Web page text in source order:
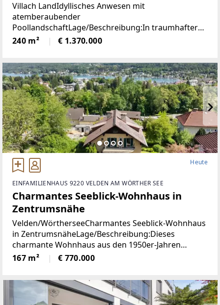
Villach LandIdyllisches Anwesen mit
atemberaubender
PoollandschaftLage/Beschreibung:In traumhafter
Lage von Feffernitz präsentiert sich dieses
außergewöhnliche Anwesen als wahres Refugium
240 m² € 1.370.000
Heute
EINFAMILIENHAUS 9220 VELDEN AM WÖRTHER SEE
Charmantes Seeblick-Wohnhaus in
Zentrumsnähe
Velden/WörtherseeCharmantes Seeblick-Wohnhaus
in ZentrumsnäheLage/Beschreibung:Dieses
charmante Wohnhaus aus den 1950er-Jahren
vereint eine hervorragende Aussichtslage mit viel
Potenzial zur Verwirklichung individueller
167 m² € 770.000